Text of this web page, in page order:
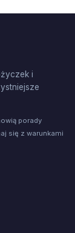
i
porady
się z warunkami